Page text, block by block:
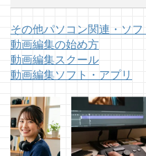
その他パソコン関連・ソフ
動画編集の始め方
動画編集スクール
動画編集ソフト・アプリ